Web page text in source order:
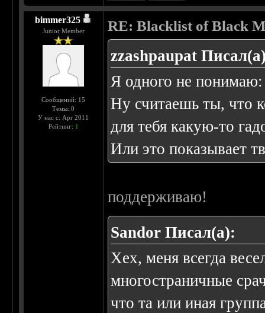
bimmer325
Junior Member
Сообщений: 15
Темы: 0
У нас с: Apr 2011
Рейтинг: 1
RE: Blacklist of Black
zzashpaupat
Я одного не понимаю:
Ну считаешь ты, что
для тебя какую-то
Или это показывает
поддерживаю!
Sandor Писал(а):
Хех, меня всегда
многостраничные
что та или иная